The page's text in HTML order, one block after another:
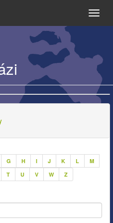
G H I J K L
M
T U V W Z